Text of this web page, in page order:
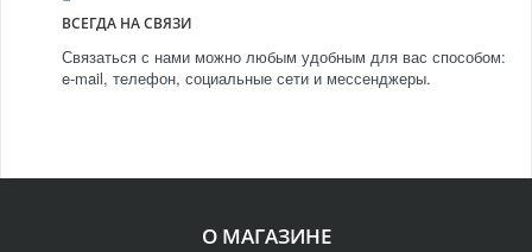
ВСЕГДА НА СВЯЗИ
Связаться с нами можно любым удобным для вас способом:
e-mail, телефон, социальные сети и мессенджеры.
О МАГАЗИНЕ